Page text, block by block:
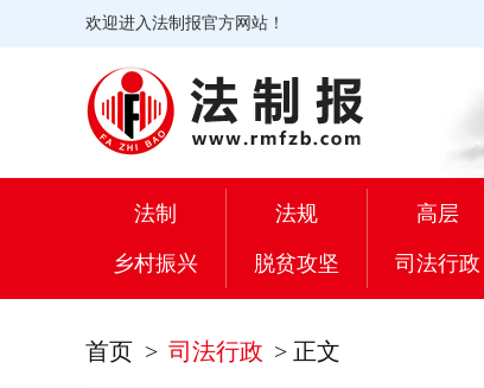
欢迎进入法制报官方网站！
法制 法规 高层
乡村振兴 脱贫攻坚 司法行政
首页 > 司法行政 > 正文